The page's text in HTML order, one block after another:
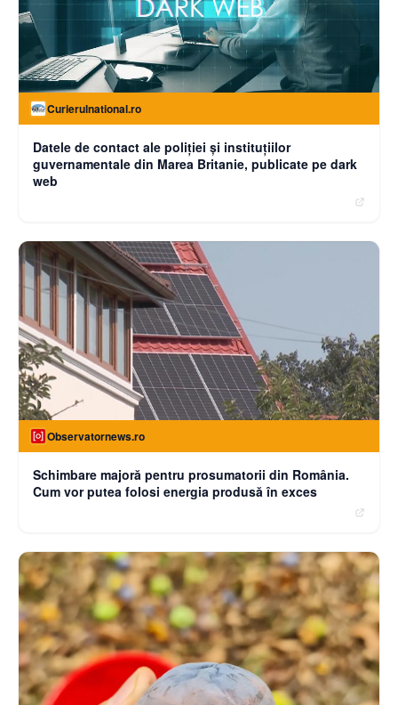
Curierulnational.ro
Datele de contact ale poliției și instituțiilor
guvernamentale din Marea Britanie, publicate pe dark
web
Observatornews.ro
Schimbare majoră pentru prosumatorii din România.
Cum vor putea folosi energia produsă în exces